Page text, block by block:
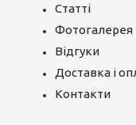
Статті
Фотогалерея
Відгуки
Доставка і
Контакти